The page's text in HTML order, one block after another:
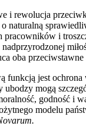
i rewolucja
naturalną
i
oba
funkcją jest
ubodzy mogą
godność i
modelu